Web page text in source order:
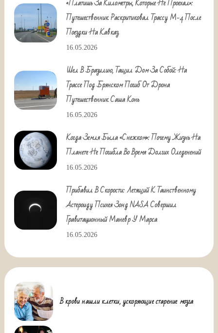
«Платишь За Километры, Которые Не Проехал»:
Путешественник Раскритиковал Трассу М-4 После
Поездки На Кавказ
16.05.2026
Шел В Бразилию, Тащил Дом За Собой: На
Трассе Под Брянском Погиб От Дрона
Путешественник Саша Конь
16.05.2026
Когда Земля Была «снежком»: Почему Жизнь На
Планете Не Погибла Во Время Долгих Оледенений
16.05.2026
Прибавил В Скорости: Летящий К Таинственному
Астероиду Психея Зонд NASA Совершил
Гравитационный Маневр У Марса
16.05.2026
В крови нашли клетки, ускоряющие старение мозга